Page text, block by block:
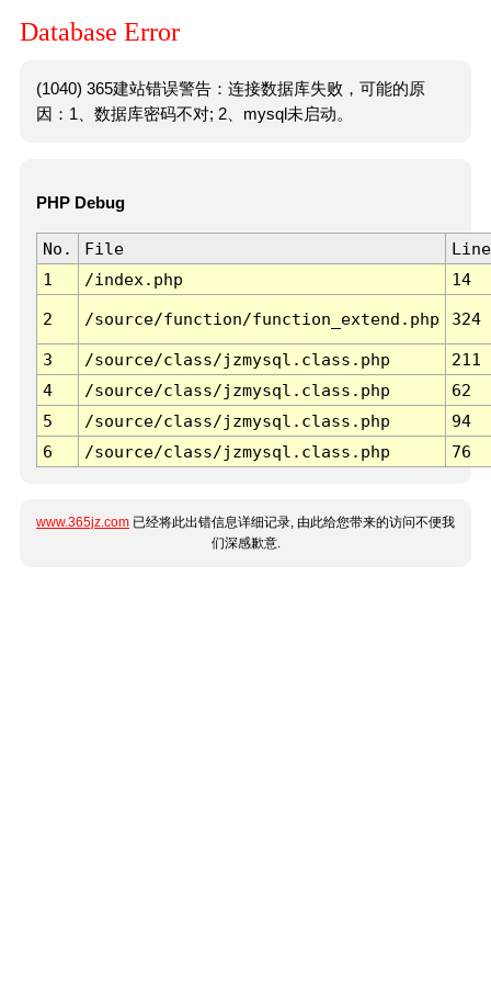
Database Error
(1040) 365建站错误警告：连接数据库失败，可能的原
因：1、数据库密码不对; 2、mysql未启动。
PHP Debug
No. File
Line
1
/index.php 14
2 /source/function/function_extend.php 324
3 /source/class/jzmysql.class.php
211
4
/source/class/jzmysql.class.php
62
5
/source/class/jzmysql.class.php
94
6
/source/class/jzmysql.class.php 76
www.365jz.com 已经将此出错信息详细记录, 由此给您带来的访问不便我
们深感歉意.